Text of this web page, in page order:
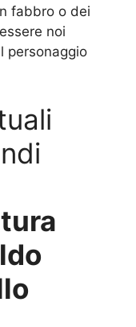
fabbro o dei
noi
personaggio